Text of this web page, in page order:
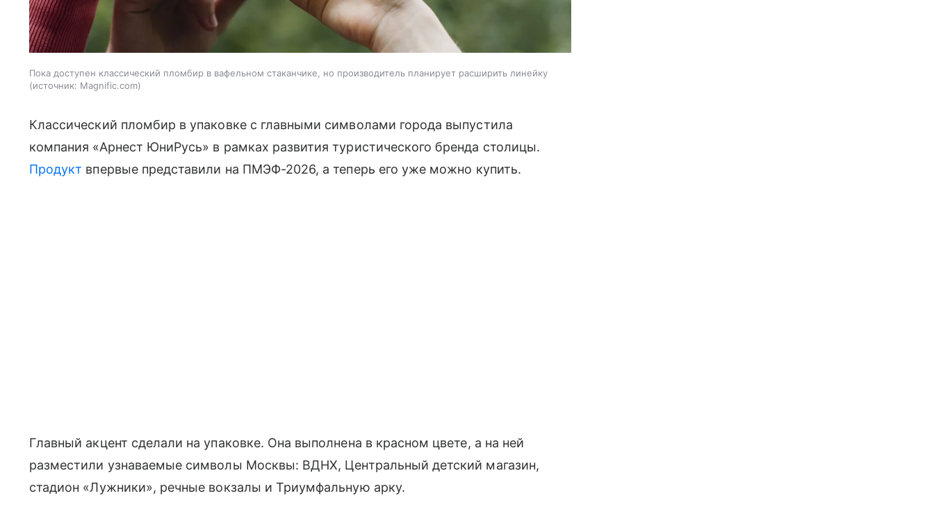
Пока доступен классический пломбир в вафельном стаканчике, но производитель планирует расширить линейку
источник: Magnific.com
Классический пломбир в упаковке с главными символами города выпустила
компания «Арнест ЮниРусь» в рамках развития туристического бренда столицы.
Продукт впервые представили на ПМЭФ-2026, а теперь его уже можно купить.
Главный акцент сделали на упаковке. Она выполнена в красном цвете, а на ней
разместили узнаваемые символы Москвы: ВДНХ, Центральный детский магазин,
стадион «Лужники», речные вокзалы и Триумфальную арку.